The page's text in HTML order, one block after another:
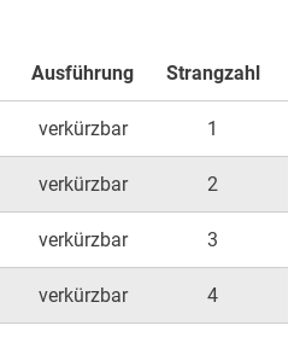
Ausführung Strangzahl
verkürzbar 1
verkürzbar 2
verkürzbar 3
verkürzbar 4